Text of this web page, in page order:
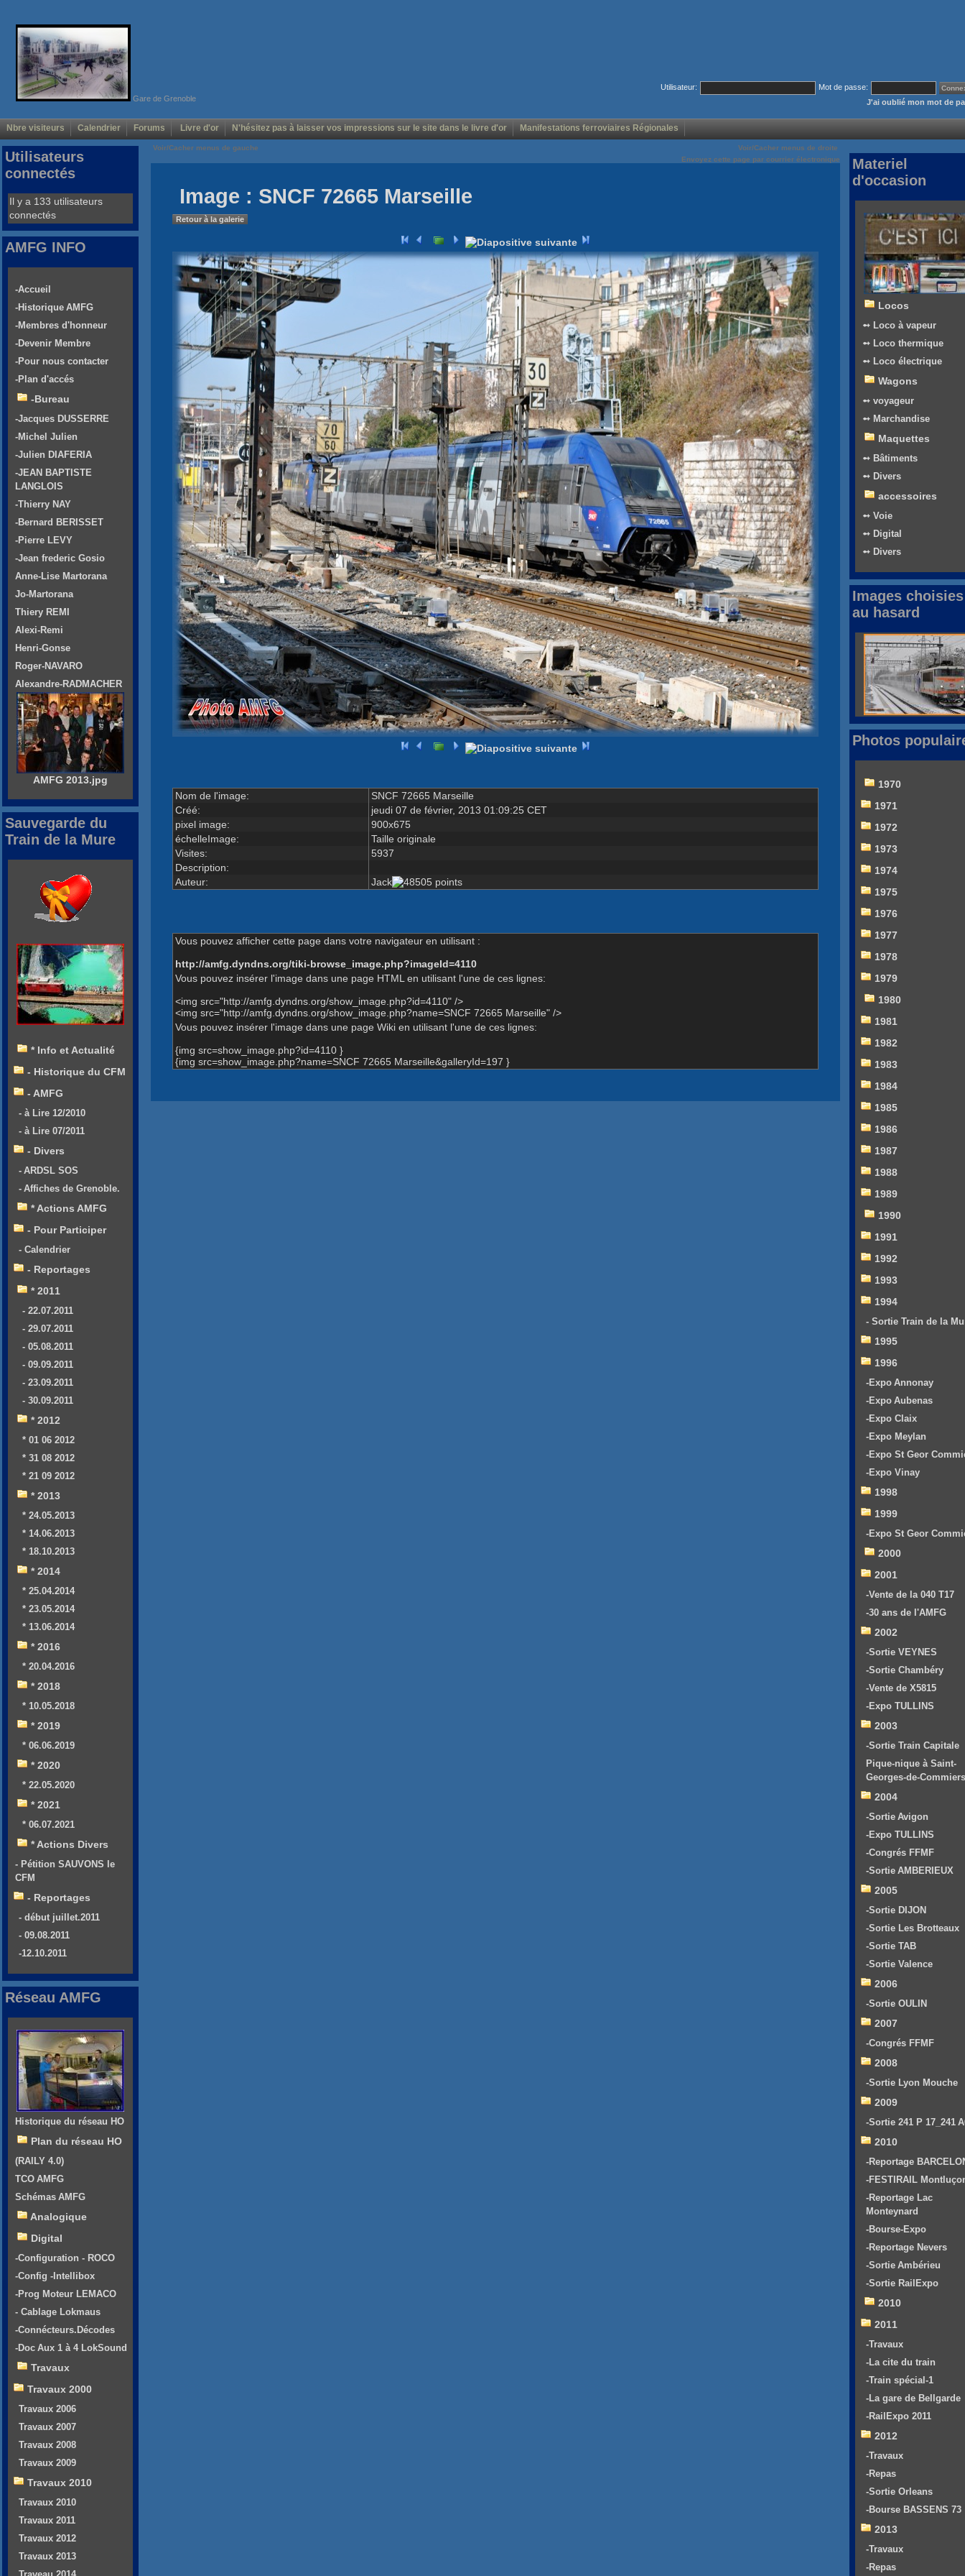
Gare de Grenoble
Utilisateur:
Mot de passe:
J'ai oublié mon mot de
Nbre visiteurs Calendrier Forums Livre d'or N'hésitez pas à laisser vos impressions sur le site dans le livre d'or Manifestations ferroviaires Régionales
Voir/Cacher menus de gauche
Voir/Cacher menus de droite
Envoyez cette page par courrier électronique
Image : SNCF 72665 Marseille
Retour à la galerie
Nom de l'image:
SNCF 72665 Marseille
Créé:
jeudi 07 de février, 2013 01:09:25 CET
pixel image:
900x675
échelleImage:
Taille originale
Visites:
5937
Description:
Auteur:
Jack
Vous pouvez afficher cette page dans votre navigateur en utilisant :
http://amfg.dyndns.org/tiki-browse_image.php?imageId=4110
Vous pouvez insérer l'image dans une page HTML en utilisant l'une de ces lignes:
<img src="http://amfg.dyndns.org/show_image.php?id=4110" />
<img src="http://amfg.dyndns.org/show_image.php?name=SNCF 72665 Marseille" />
Vous pouvez insérer l'image dans une page Wiki en utilisant l'une de ces lignes:
{img src=show_image.php?id=4110 }
{img src=show_image.php?name=SNCF 72665 Marseille&galleryId=197 }
Utilisateurs
connectés
Il y a 133 utilisateurs
connectés
AMFG INFO
-Accueil
-Historique AMFG
-Membres d'honneur
-Devenir Membre
-Pour nous contacter
-Plan d'accés
-Bureau
-Jacques DUSSERRE
-Michel Julien
-Julien DIAFERIA
-JEAN BAPTISTE
LANGLOIS
-Thierry NAY
-Bernard BERISSET
-Pierre LEVY
-Jean frederic Gosio
Anne-Lise Martorana
Jo-Martorana
Thiery REMI
Alexi-Remi
Henri-Gonse
Roger-NAVARO
Alexandre-RADMACHER
AMFG 2013.jpg
Sauvegarde du
Train de la Mure
* Info et Actualité
- Historique du CFM
- AMFG
- à Lire 12/2010
- à Lire 07/2011
- Divers
- ARDSL SOS
- Affiches de Grenoble.
* Actions AMFG
- Pour Participer
- Calendrier
- Reportages
* 2011
- 22.07.2011
- 29.07.2011
- 05.08.2011
- 09.09.2011
- 23.09.2011
- 30.09.2011
* 2012
* 01 06 2012
* 31 08 2012
* 21 09 2012
* 2013
* 24.05.2013
* 14.06.2013
* 18.10.2013
* 2014
* 25.04.2014
* 23.05.2014
* 13.06.2014
* 2016
* 20.04.2016
* 2018
* 10.05.2018
* 2019
* 06.06.2019
* 2020
* 22.05.2020
* 2021
* 06.07.2021
* Actions Divers
- Pétition SAUVONS le
CFM
- Reportages
- début juillet.2011
- 09.08.2011
-12.10.2011
Réseau AMFG
Historique du réseau HO
Plan du réseau HO
(RAILY 4.0)
TCO AMFG
Schémas AMFG
Analogique
Digital
-Configuration - ROCO
-Config -Intellibox
-Prog Moteur LEMACO
- Cablage Lokmaus
-Connécteurs.Décodes
-Doc Aux 1 à 4 LokSound
Travaux
Travaux 2000
Travaux 2006
Travaux 2007
Travaux 2008
Travaux 2009
Travaux 2010
Travaux 2010
Travaux 2011
Travaux 2012
Travaux 2013
Materiel
d'occasion
Locos
➻ Loco à vapeur
➻ Loco thermique
➻ Loco électrique
Wagons
➻ voyageur
➻ Marchandise
Maquettes
➻ Bâtiments
➻ Divers
accessoires
➻ Voie
➻ Digital
➻ Divers
Images choisies
au hasard
Photos
1970
1971
1972
1973
1974
1975
1976
1977
1978
1979
1980
1981
1982
1983
1984
1985
1986
1987
1988
1989
1990
1991
1992
1993
1994
- Sortie Train de la
1995
1996
-Expo Annonay
-Expo Aubenas
-Expo Claix
-Expo Meylan
-Expo St Geor
-Expo Vinay
1998
1999
-Expo St Geor
2000
2001
-Vente de la 040 T17
-30 ans de l'AMFG
2002
-Sortie VEYNES
-Sortie Chambéry
-Vente de X5815
-Expo TULLINS
2003
-Sortie Train Capitale
Pique-nique à Saint-
Georges-de-Commiers
2004
-Sortie Avigon
-Expo TULLINS
-Congrés FFMF
-Sortie AMBERIEUX
2005
-Sortie DIJON
-Sortie Les Brotteaux
-Sortie TAB
-Sortie Valence
2006
-Sortie OULIN
2007
-Congrés FFMF
2008
-Sortie Lyon Mouche
2009
-Sortie 241 P 17_241
2010
-Reportage
-FESTIRAIL
-Reportage Lac
Monteynard
-Bourse-Expo
-Reportage Nevers
-Sortie Ambérieu
-Sortie RailExpo
2010
2011
-Travaux
-La cite du train
-Train spécial-1
-La gare de Bellgarde
-RailExpo 2011
2012
-Travaux
-Repas
-Sortie Orleans
-Bourse BASSENS 73
2013
-Travaux
-Repas